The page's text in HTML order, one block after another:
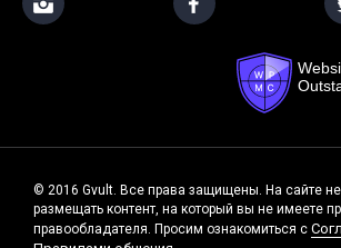
© 2016 Gvult. Все права защищены. На сайте не
размещать контент, на который вы не имеете
правообладателя. Просим ознакомиться с